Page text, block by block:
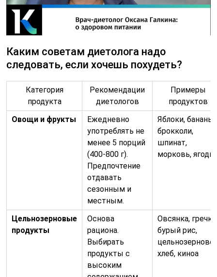
Каким советам диетолога надо
следовать, если хочешь похудеть?
Категория
продукта
Рекомендации
диетологов
Примеры
продуктов
Овощи и фрукты
Ежедневно
употреблять не
менее 5 порций
(400-800 г).
Предпочтение
отдавать
сезонным и
местным.
Яблоки, бананы,
брокколи,
шпинат,
морковь, ягоды
Цельнозерновые
продукты
Основа
рациона.
Выбирать
продукты с
высоким
Овсянка,
бурый рис,
хлеб, киноа